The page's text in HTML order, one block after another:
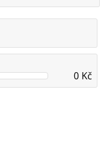
0 Kč